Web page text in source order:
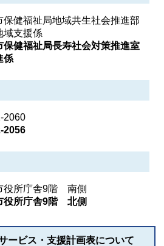
保健福祉局地域共生社会推進部
域支援係
保健福祉局長寿社会対策推進室
係
2060
2056
役所庁舎9階 南側
役所庁舎9階 北側
ービス・支援計画表について